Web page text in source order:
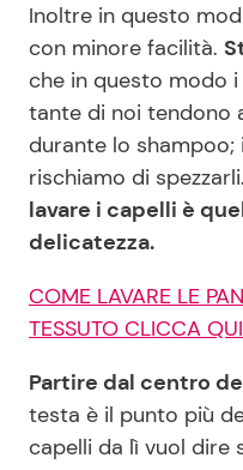
Contattaci
Privacy Policy
Inoltre in questo
con minore facilità.
che in questo modo
tante di noi tendono
durante lo
rischiamo di spezzarli.
lavare i capelli è
delicatezza.
COME LAVARE LE
TESSUTO CLICCA QUI
Partire dal centro
testa è il punto più
capelli da lì vuol